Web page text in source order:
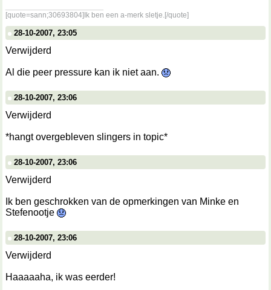
[quote=sann;30693804]Ik ben een a-merk sletje.[/quote]
28-10-2007, 23:05
Verwijderd
Al die peer pressure kan ik niet aan.
28-10-2007, 23:06
Verwijderd
*hangt overgebleven slingers in topic*
28-10-2007, 23:06
Verwijderd
Ik ben geschrokken van de opmerkingen van Minke en
Stefenootje
28-10-2007, 23:06
Verwijderd
Haaaaaha, ik was eerder!